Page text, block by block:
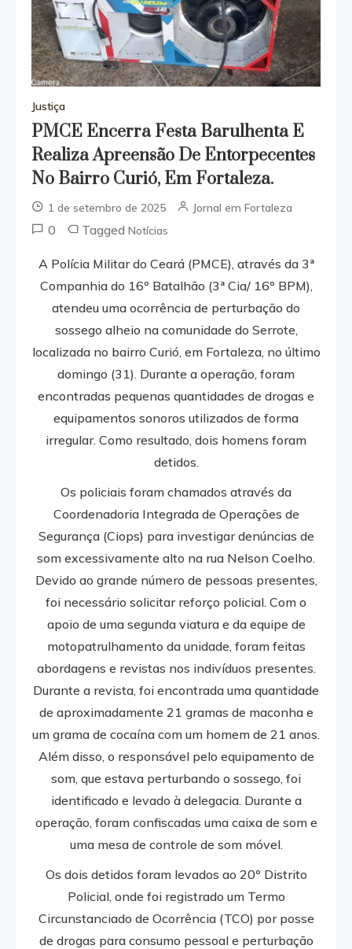
Justiça
PMCE Encerra Festa Barulhenta E
Realiza Apreensão De Entorpecentes
No Bairro Curió, Em Fortaleza.
1 de setembro de 2025 Jornal em Fortaleza
0 Tagged Notícias
A Polícia Militar do Ceará (PMCE), através da 3ª
Companhia do 16º Batalhão (3ª Cia/ 16º BPM),
atendeu uma ocorrência de perturbação do
sossego alheio na comunidade do Serrote,
localizada no bairro Curió, em Fortaleza, no último
domingo (31). Durante a operação, foram
encontradas pequenas quantidades de drogas e
equipamentos sonoros utilizados de forma
irregular. Como resultado, dois homens foram
detidos.
Os policiais foram chamados através da
Coordenadoria Integrada de Operações de
Segurança (Ciops) para investigar denúncias de
som excessivamente alto na rua Nelson Coelho.
Devido ao grande número de pessoas presentes,
foi necessário solicitar reforço policial. Com o
apoio de uma segunda viatura e da equipe de
motopatrulhamento da unidade, foram feitas
abordagens e revistas nos indivíduos presentes.
Durante a revista, foi encontrada uma quantidade
de aproximadamente 21 gramas de maconha e
um grama de cocaína com um homem de 21 anos.
Além disso, o responsável pelo equipamento de
som, que estava perturbando o sossego, foi
identificado e levado à delegacia. Durante a
operação, foram confiscadas uma caixa de som e
uma mesa de controle de som móvel.
Os dois detidos foram levados ao 20º Distrito
Policial, onde foi registrado um Termo
Circunstanciado de Ocorrência (TCO) por posse
de drogas para consumo pessoal e perturbação